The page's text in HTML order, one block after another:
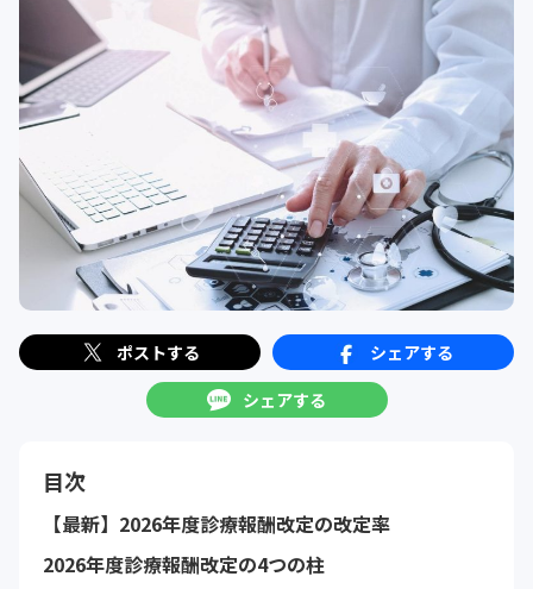
ポストする
シェアする
シェアする
目次
【最新】2026年度診療報酬改定の改定率
2026年度診療報酬改定の4つの柱